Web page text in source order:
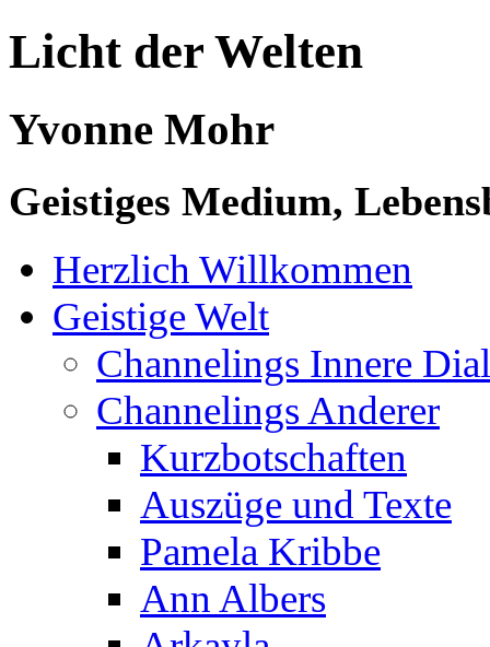
Licht der Welten
Yvonne Mohr
Geistiges Medium,
Herzlich Willkommen
Geistige Welt
Channelings Innere
Channelings Anderer
Kurzbotschaften
Auszüge und Texte
Pamela Kribbe
Ann Albers